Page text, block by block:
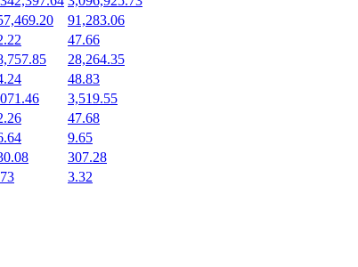
91,283.06
47.66
28,264.35
48.83
3,519.55
47.68
9.65
307.28
3.32